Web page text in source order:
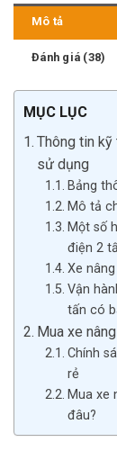
Mô tả
Đánh giá (38)
MỤC LỤC
Thông tin
sử dụng
Bảng
Mô tả
Một số
điện 2
Xe
Vận
tấn có
Mua xe
Chính
rẻ
Mua xe
đâu?